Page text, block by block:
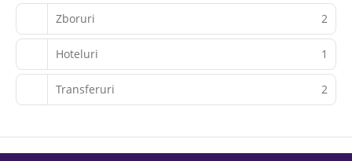
Zboruri 2
Hoteluri 1
Transferuri 2